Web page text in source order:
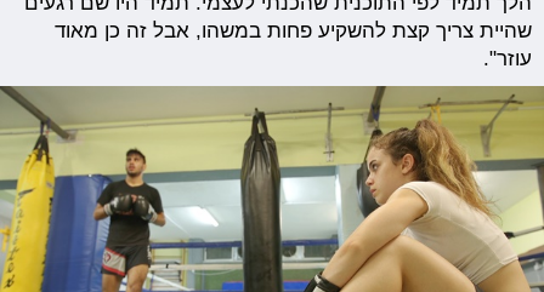
שהיית צריך קצת להשקיע פחות במשהו, אבל זה כן מאוד
עוזר".